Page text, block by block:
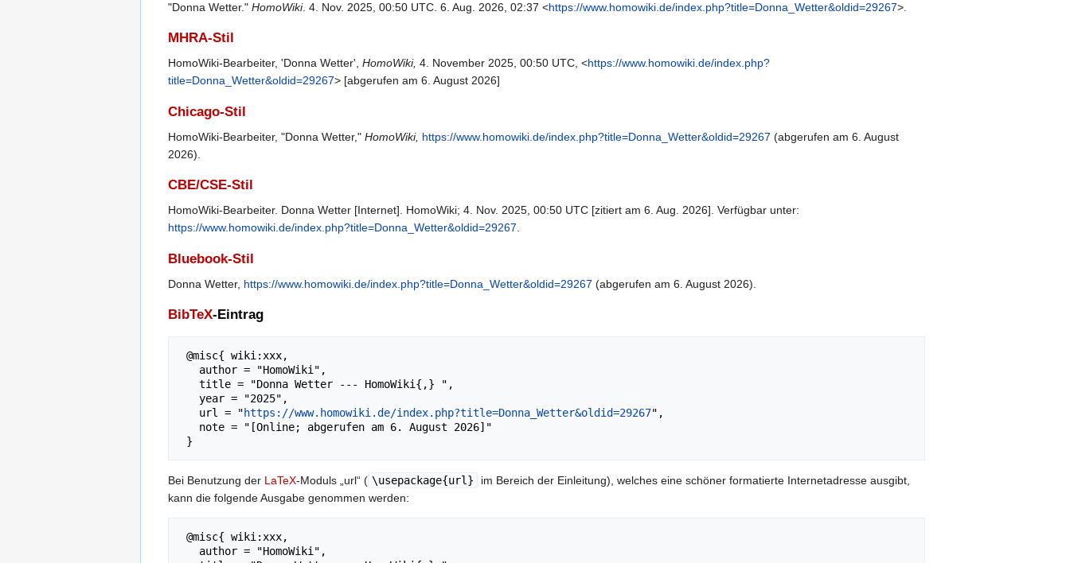
"Donna Wetter." HomoWiki. 4. Nov. 2025, 00:50 UTC. 6. Aug. 2026, 02:37 <https://www.homowiki.de/index.php?title=Donna_Wetter&oldid=29267>.
MHRA-Stil
HomoWiki-Bearbeiter, 'Donna Wetter', HomoWiki, 4. November 2025, 00:50 UTC, <https://www.homowiki.de/index.php?
title=Donna_Wetter&oldid=29267> [abgerufen am 6. August 2026]
Chicago-Stil
HomoWiki-Bearbeiter, "Donna Wetter," HomoWiki, https://www.homowiki.de/index.php?title=Donna_Wetter&oldid=29267 (abgerufen am 6. August
2026).
CBE/CSE-Stil
HomoWiki-Bearbeiter. Donna Wetter [Internet]. HomoWiki; 4. Nov. 2025, 00:50 UTC [zitiert am 6. Aug. 2026]. Verfügbar unter:
https://www.homowiki.de/index.php?title=Donna_Wetter&oldid=29267
Bluebook-Stil
Donna Wetter, https://www.homowiki.de/index.php?title=Donna_Wetter&oldid=29267 (abgerufen am 6. August 2026).
BibTeX-Eintrag
   url = "
https://www.homowiki.de/index.php?title=Donna_Wetter&oldid=29267",
Bei Benutzung der LaTeX-Moduls „url“ ( \usepackage{url}
im Bereich der Einleitung), welches eine schöner formatierte Internetadresse ausgibt,
kann die folgende Ausgabe genommen werden: